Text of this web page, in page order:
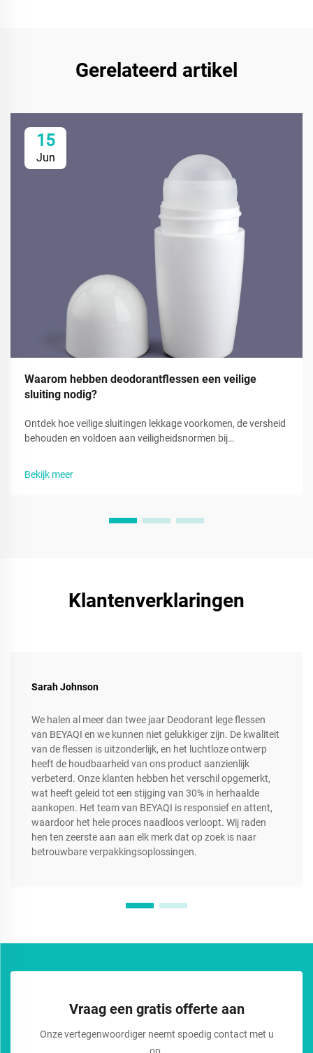
Gerelateerd artikel
15
Jun
Waarom hebben deodorantflessen een veilige
sluiting nodig?
Ontdek hoe veilige sluitingen lekkage voorkomen, de versheid
behouden en voldoen aan veiligheidsnormen bij
het vertrouwen van consumenten. Meer informatie.
Bekijk meer
Klantenverklaringen
Sarah Johnson
We halen al meer dan twee jaar Deodorant lege flessen
van BEYAQI en we kunnen niet gelukkiger zijn. De kwaliteit
van de flessen is uitzonderlijk, en het luchtloze ontwerp
heeft de houdbaarheid van ons product aanzienlijk
verbeterd. Onze klanten hebben het verschil opgemerkt,
wat heeft geleid tot een stijging van 30% in herhaalde
aankopen. Het team van BEYAQI is responsief en attent,
waardoor het hele proces naadloos verloopt. Wij raden
hen ten zeerste aan aan elk merk dat op zoek is naar
betrouwbare verpakkingsoplossingen.
Vraag een gratis offerte aan
Onze vertegenwoordiger neemt spoedig contact met u